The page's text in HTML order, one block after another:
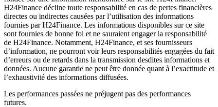
H24Finance décline toute responsabilité en cas de pertes financières
directes ou indirectes causées par l’utilisation des informations
fournies par H24Finance. Les informations disponibles sur ce site
sont fournies de bonne foi et ne sauraient engager la responsabilité
de H24Finance. Notamment, H24Finance, et ses fournisseurs
d’information, ne pourront voir leurs responsabilités engagées du fait
d’erreurs ou de retards dans la transmission desdites informations et
données. Aucune garantie ne peut être donnée quant à l’exactitude et
l’exhaustivité des informations diffusées.
Les performances passées ne préjugent pas des performances
futures.